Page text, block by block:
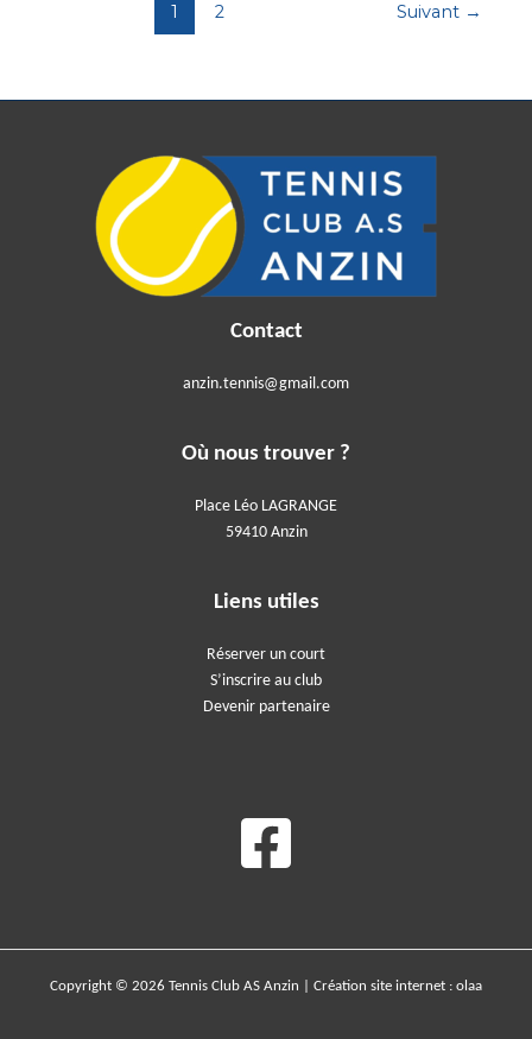
1 2 Suivant →
Contact
anzin.tennis@gmail.com
Où nous trouver ?
Place Léo LAGRANGE
59410 Anzin
Liens utiles
Réserver un court
S’inscrire au club
Devenir partenaire
Copyright © 2026 Tennis Club AS Anzin | Création site internet : olaa